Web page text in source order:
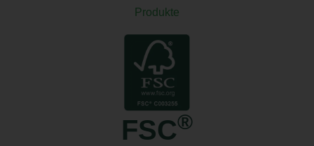
Produkte
FSC®